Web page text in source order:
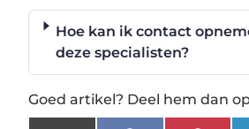
Hoe kan ik contact
deze specialisten?
Goed artikel? Deel hem dan